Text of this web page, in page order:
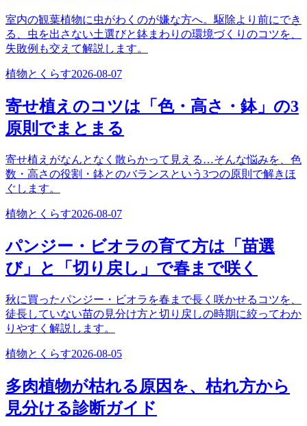
室内の観葉植物に虫がわくのが嫌な方へ。駆除より前にでき
る、虫を出さない土選びと鉢まわりの環境づくりのコツを、
失敗例も交えて解説します。
植物とくらす2026-08-07
寄せ植えのコツは「色・高さ・鉢」の3
原則でまとまる
寄せ植えがなんとなく散らかって見える…そんな悩みを、色
数・高さの役割・鉢とのバランスという3つの原則で解きほ
ぐします。
植物とくらす2026-08-07
パンジー・ビオラの育て方は「苗選
び」と「切り戻し」で春まで咲く
秋に買ったパンジー・ビオラを春まで長く咲かせるコツを、
徒長していない苗の見分け方と切り戻しの時期に絞ってわか
りやすく解説します。
植物とくらす2026-08-05
多肉植物が枯れる原因を、枯れ方から
見分ける診断ガイド